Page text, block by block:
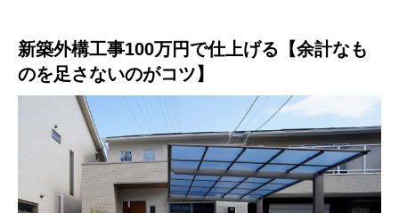
新築外構工事100万円で仕上げる【余計なも
のを足さないのがコツ】